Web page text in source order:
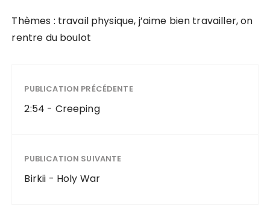
Thèmes : travail physique, j’aime bien travailler, on
rentre du boulot
PUBLICATION PRÉCÉDENTE
2:54 - Creeping
PUBLICATION SUIVANTE
Birkii - Holy War